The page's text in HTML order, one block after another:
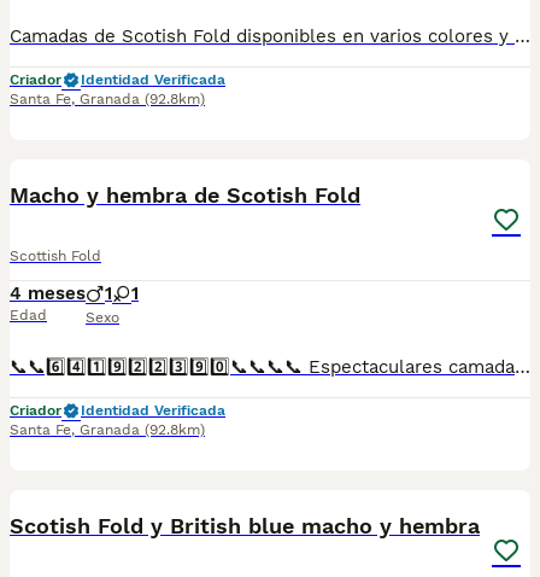
Camadas de Scotish Fold disponibles en varios colores y tonalidades. Machos y hembras. Criadores responsables y familiares. Se entregan a partir de 2 meses de edad y sus vacunas correspondientes, desparasitados. Todos los cachorros son descendientes de las mejores líneas nacionales. Se entregan en toda España con transporte de alta calidad preparado para animales, van en vehículo climatizado con chófer particular a cargo del comprador. Si tienes dudas o consultas sobre la raza, podemos resolver tus dudas por whats app ;) Abogamos por una cría nacional (no en países del este) en un ambiente familiar con personas con vocación en una cría ética y responsable, y que por encima de todo, aman a los animales Teléfono / Whats app: 641 92 23 90
Criador
Identidad Verificada
Santa Fe, Granada (92.8km)
Macho y hembra de Scotish Fold
Scottish Fold
4 meses
Edad
1 1
Sexo
📞📞6️⃣4️⃣1️⃣9️⃣2️⃣2️⃣3️⃣9️⃣0️⃣📞📞📞📞 Espectaculares camadas de perritos de Scotish Fold descendientes de las mejores líneas de sangre. Disponibles tanto hembras como machos. Las camadas están bajo supervisión veterinaria desde su nacimiento hasta que son entregadas a su nueva familia. Criados por un equipo de profesionales y mejores personas que, con más de 20 años de experiencia , cuidan a los animales por vocación, aplicando una cría ética y responsable para que cada cachorro se desarrolle con la mejor salud y con un buen temperamento. Todos los cachorritos se entregan con unos dos meses y medio de edad y sus vacunas correspondientes, desparasitados interna y externamente, con certificado de salud, y garantía tanto por enfermedad vírica como congénito genética. Posibilidad de entregar en toda España mediante transporte propio preparado para animales y con chofer privado. Los precios pueden variar según las características y morfología de cada cachorro. Añádenos al whats app o llámanos, y encantados atenderemos todas tus dudas y consultas. Teléfono / Whats app: 641 92 23 90
Criador
Identidad Verificada
Santa Fe, Granada (92.8km)
Scotish Fold y British blue macho y hembra